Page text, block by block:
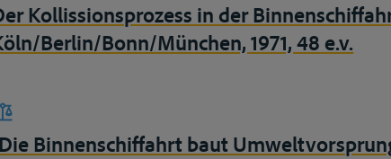
Kollissionsprozess in der
Berlin/Bonn/München, 1971, 48 e.v.
Binnenschiffahrt baut